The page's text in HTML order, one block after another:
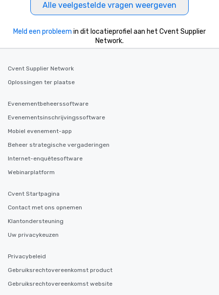
Alle veelgestelde vragen weergeven
Meld een probleem in dit locatieprofiel aan het Cvent Supplier
Network.
Cvent Supplier Network
Oplossingen ter plaatse
Evenementbeheerssoftware
Evenementsinschrijvingssoftware
Mobiel evenement-app
Beheer strategische vergaderingen
Internet-enquêtesoftware
Webinarplatform
Cvent Startpagina
Contact met ons opnemen
Klantondersteuning
Uw privacykeuzen
Privacybeleid
Gebruiksrechtovereenkomst product
Gebruiksrechtovereenkomst website